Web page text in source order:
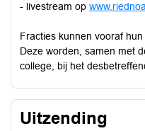
- livestream op
Fracties kunnen vooraf
Deze worden, samen met
college, bij het
Uitzending